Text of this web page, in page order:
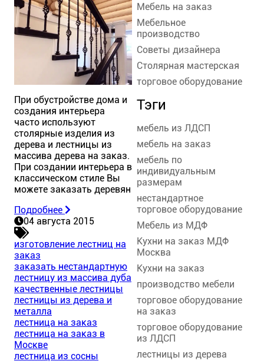
При обустройстве дома и
создания интерьера
часто используют
столярные изделия из
дерева и лестницы из
массива дерева на заказ.
При создании интерьера в
классическом стиле Вы
можете заказать деревян
Подробнее
04 августа 2015
изготовление лестниц на
заказ
заказать нестандартную
лестницу из массива дуба
качественные лестницы
лестницы из дерева и
металла
лестница на заказ
лестница на заказ в
Москве
лестница из сосны
Мебель на заказ
Мебельное
производство
Советы дизайнера
Столярная мастерская
торговое оборудование
Тэги
мебель из ЛДСП
мебель на заказ
мебель по
индивидуальным
размерам
нестандартное
торговое оборудование
Мебель из МДФ
Кухни на заказ МДФ
Москва
Кухни на заказ
производство мебели
торговое оборудование
на заказ
торговое оборудование
из ЛДСП
лестницы из дерева